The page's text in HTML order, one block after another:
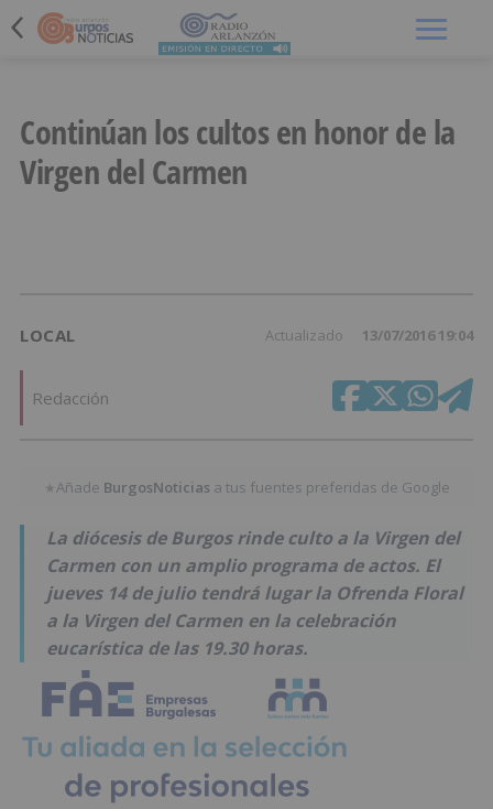
Continúan los cultos en honor de la
Virgen del Carmen
LOCAL Actualizado 13/07/2016 19:04
Redacción
★Añade BurgosNoticias a tus fuentes preferidas de Google
La diócesis de Burgos rinde culto a la Virgen del
Carmen con un amplio programa de actos. El
jueves 14 de julio tendrá lugar la Ofrenda Floral
a la Virgen del Carmen en la celebración
eucarística de las 19.30 horas.